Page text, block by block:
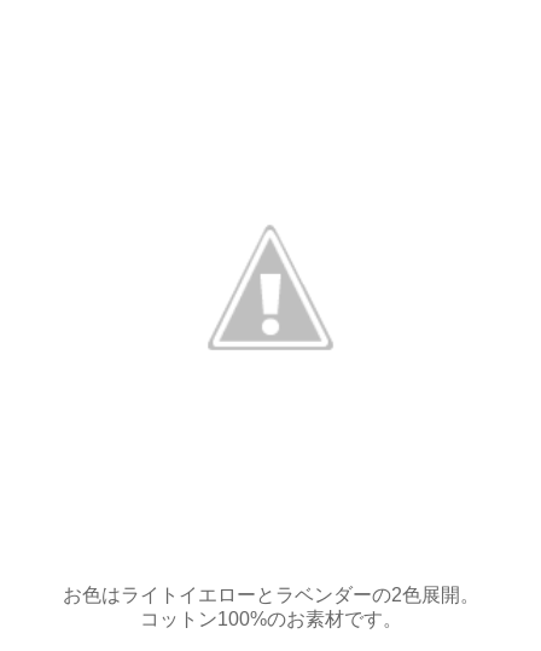
お色はライトイエローとラベンダーの2色展開。
コットン100%のお素材です。